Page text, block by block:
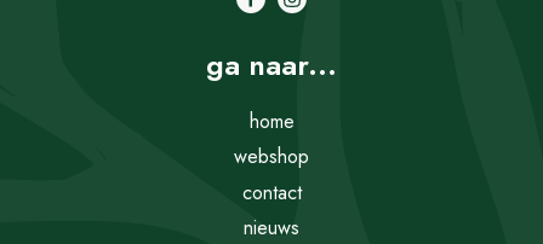
ga naar...
home
webshop
contact
nieuws